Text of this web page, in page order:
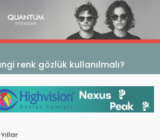
renk gözlük kullanılmalı?